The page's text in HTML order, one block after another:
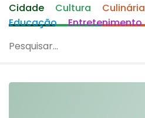
Cidade Cultura Culinária
Educação
Entretenimento